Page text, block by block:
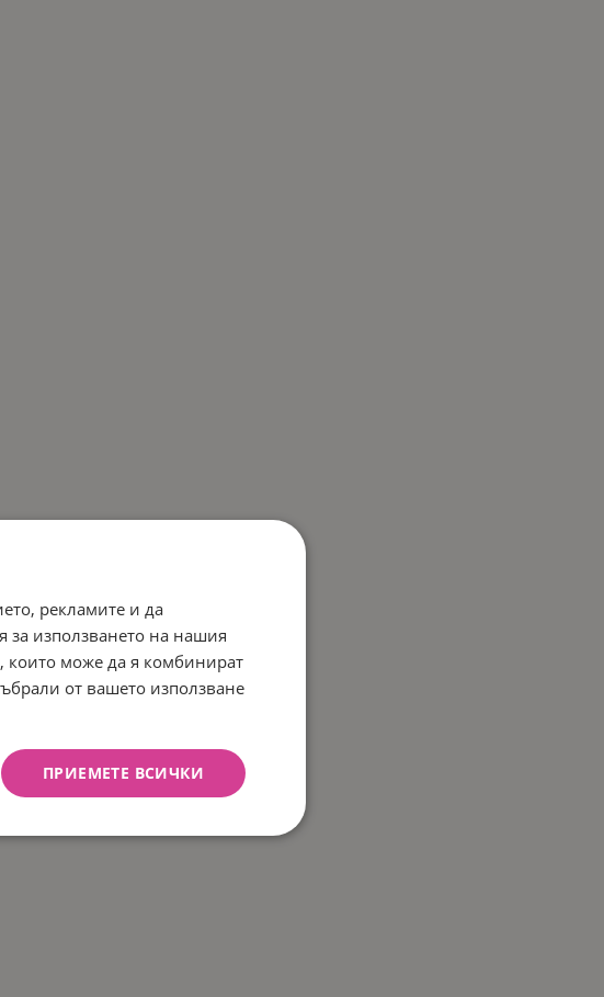
рекламите и да
използването на нашия
които може да я комбинират
от вашето използване
ПРИЕМЕТЕ ВСИЧКИ